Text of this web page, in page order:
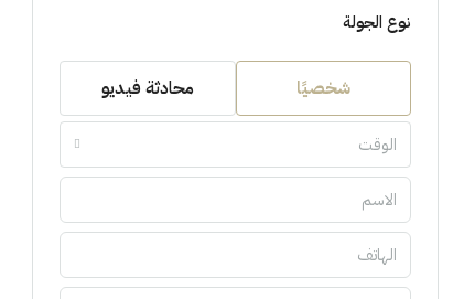
نوع الجولة
شخصيًا محادثة فيديو
الوقت